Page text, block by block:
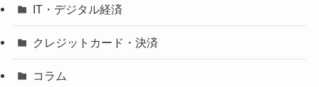
IT・デジタル経済
クレジットカード・決済
コラム